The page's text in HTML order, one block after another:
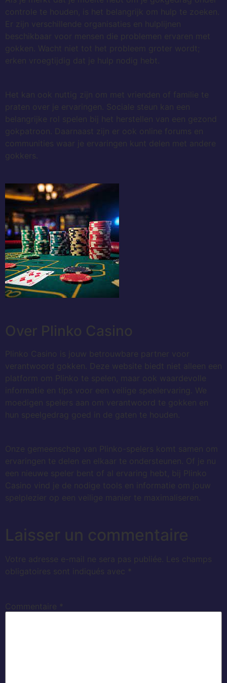
controle te houden, is het belangrijk om hulp te zoeken.
Er zijn verschillende organisaties en hulplijnen
beschikbaar voor mensen die problemen ervaren met
gokken. Wacht niet tot het probleem groter wordt;
erken vroegtijdig dat je hulp nodig hebt.
Het kan ook nuttig zijn om met vrienden of familie te
praten over je ervaringen. Sociale steun kan een
belangrijke rol spelen bij het herstellen van een gezond
gokpatroon. Daarnaast zijn er ook online forums en
communities waar je ervaringen kunt delen met andere
gokkers.
Over Plinko Casino
Plinko Casino is jouw betrouwbare partner voor
verantwoord gokken. Deze website biedt niet alleen een
platform om Plinko te spelen, maar ook waardevolle
informatie en tips voor een veilige speelervaring. We
moedigen spelers aan om verantwoord te gokken en
hun speelgedrag goed in de gaten te houden.
Onze gemeenschap van Plinko-spelers komt samen om
ervaringen te delen en elkaar te ondersteunen. Of je nu
een nieuwe speler bent of al ervaring hebt, bij Plinko
Casino vind je de nodige tools en informatie om jouw
spelplezier op een veilige manier te maximaliseren.
Laisser un commentaire
Votre adresse e-mail ne sera pas publiée. Les champs
obligatoires sont indiqués avec
Commentaire